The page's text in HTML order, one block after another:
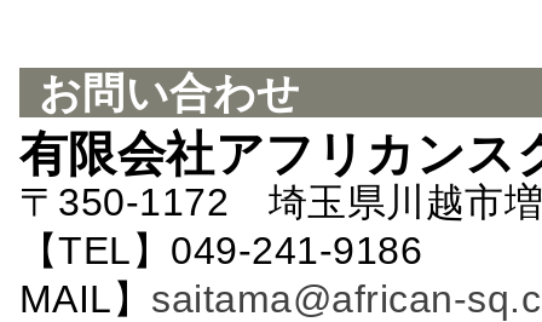
お問い合わせ
有限会社アフリカンス
〒350-1172 埼玉県川越市
【TEL】049-241-
MAIL】 saitama@african-